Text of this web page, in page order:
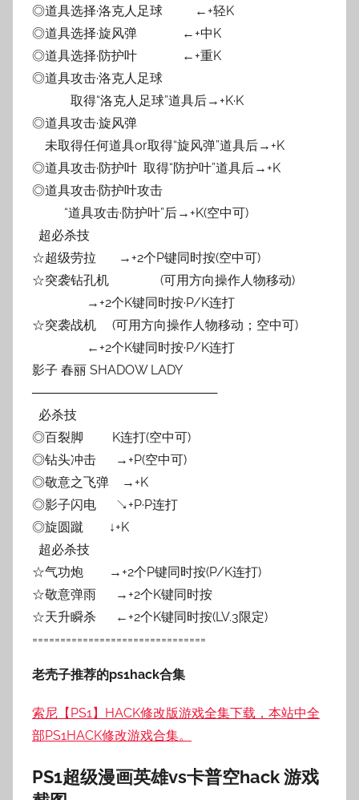
◎道具选择·洛克人足球 ←+轻K
◎道具选择·旋风弹 ←+中K
◎道具选择·防护叶 ←+重K
◎道具攻击·洛克人足球
取得“洛克人足球”道具后→+K·K
◎道具攻击·旋风弹
未取得任何道具or取得“旋风弹”道具后→+K
◎道具攻击·防护叶 取得“防护叶”道具后→+K
◎道具攻击·防护叶攻击
“道具攻击·防护叶”后→+K(空中可)
超必杀技
☆超级劳拉 →+2个P键同时按(空中可)
☆突袭钻孔机 (可用方向操作人物移动)
→+2个K键同时按·P/K连打
☆突袭战机 (可用方向操作人物移动；空中可)
←+2个K键同时按·P/K连打
影子 春丽 SHADOW LADY
─────────────────────
必杀技
◎百裂脚 K连打(空中可)
◎钻头冲击 →+P(空中可)
◎敬意之飞弹 →+K
◎影子闪电 ↘+P·P连打
◎旋圆蹴 ↓+K
超必杀技
☆气功炮 →+2个P键同时按(P/K连打)
☆敬意弹雨 →+2个K键同时按
☆天升瞬杀 ←+2个K键同时按(LV.3限定)
===============================
老壳子推荐的ps1hack合集
索尼【PS1】HACK修改版游戏全集下载，本站中全
部PS1HACK修改游戏合集。
PS1超级漫画英雄vs卡普空hack 游戏